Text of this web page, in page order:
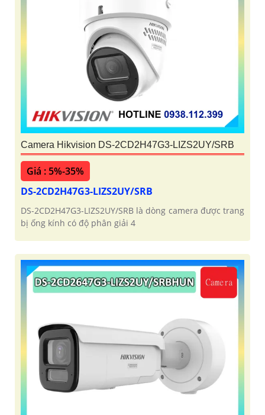
Camera Hikvision DS-2CD2H47G3-LIZS2UY/SRB
Giá : 5%-35%
DS-2CD2H47G3-LIZS2UY/SRB
DS-2CD2H47G3-LIZS2UY/SRB là dòng camera được trang
bị ống kính có độ phân giải 4